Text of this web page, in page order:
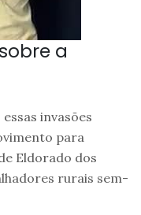
a
essas invasões
para
Eldorado dos
rurais sem-